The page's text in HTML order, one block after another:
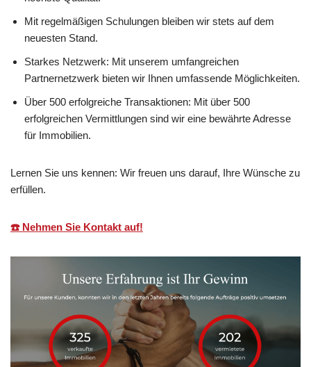
Mit regelmäßigen Schulungen bleiben wir stets auf dem
neuesten Stand.
Starkes Netzwerk: Mit unserem umfangreichen
Partnernetzwerk bieten wir Ihnen umfassende Möglichkeiten.
Über 500 erfolgreiche Transaktionen: Mit über 500
erfolgreichen Vermittlungen sind wir eine bewährte Adresse
für Immobilien.
Lernen Sie uns kennen: Wir freuen uns darauf, Ihre Wünsche zu
erfüllen.
☎️ Nehmen Sie Kontakt auf!